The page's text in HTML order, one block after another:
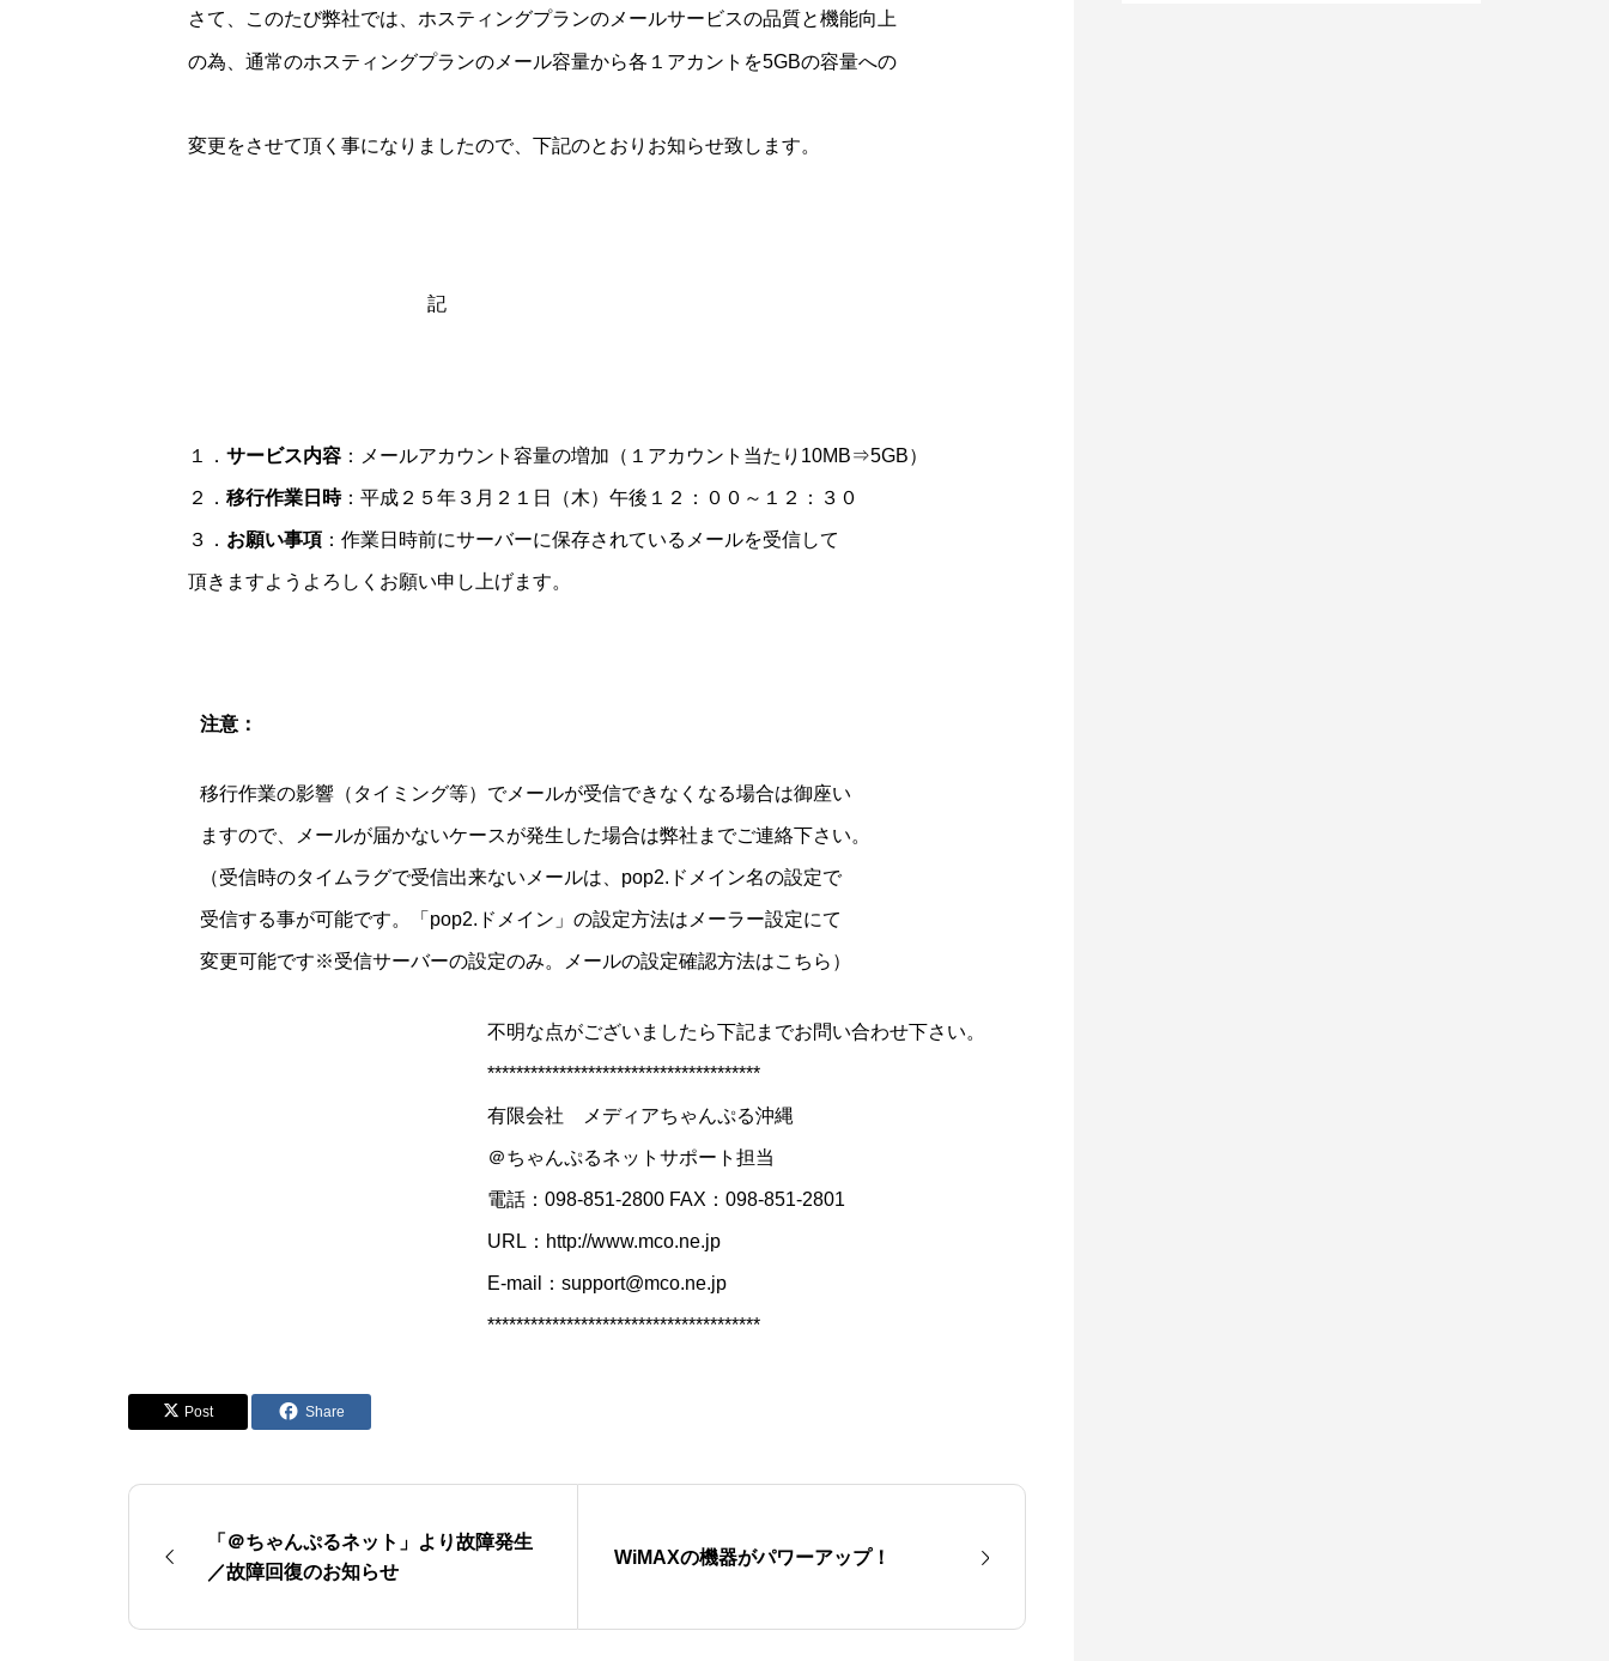
さて、このたび弊社では、ホスティングプランのメールサービスの品質と機能向上
の為、通常のホスティングプランのメール容量から各１アカントを5GBの容量への
変更をさせて頂く事になりましたので、下記のとおりお知らせ致します。
記
１． サービス内容 ：メールアカウント容量の増加（１アカウント当たり10MB⇒5GB）
２． 移行作業日時：平成２５年３月２１日（木）午後１２：００～１２：３０
３． お願い事項 ：作業日時前にサーバーに保存されているメールを受信して
頂きますようよろしくお願い申し上げます。
注意：
移行作業の影響（タイミング等）でメールが受信できなくなる場合は御座い
ますので、メールが届かないケースが発生した場合は弊社までご連絡下さい。
（受信時のタイムラグで受信出来ないメールは、pop2.ドメイン名の設定で
受信する事が可能です。「pop2.ドメイン」の設定方法はメーラー設定にて
変更可能です※受信サーバーの設定のみ。 メールの設定確認方法はこちら ）
不明な点がございましたら下記までお問い合わせ下さい。
**************************************
有限会社 メディアちゃんぷる沖縄
＠ちゃんぷるネットサポート担当
電話：098-851-2800 FAX：098-851-2801
URL： http://www.mco.ne.jp
E-mail：support@mco.ne.jp
**************************************
Post Share
「＠ちゃんぷるネット」より故障発生
／故障回復のお知らせ
WiMAXの機器がパワーアップ！